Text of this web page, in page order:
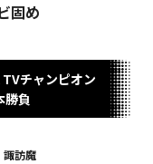
固め
チャンピオン
負
諏訪魔